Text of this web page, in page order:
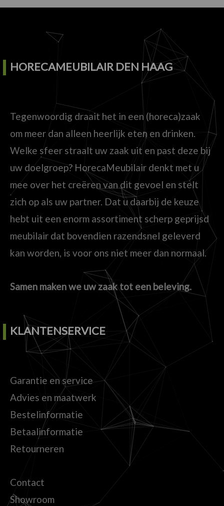
HORECAMEUBILAIR DEN HAAG
Tegenwoordig draait het in een (horeca)zaak
om meer dan alleen heerlijk eten en drinken.
Welke sfeer straalt uw zaak uit en past deze bij
uw doelgroep? HorecaMeubilair denkt met u
mee over het creëren van dit gevoel en stelt
zich op als uw partner. Dat u daarbij de keuze
hebt uit een enorm assortiment scherp geprijsd
meubilair dat bovendien razendsnel geleverd
kan worden, is voor ons niet meer dan normaal.
Samen maken we uw zaak tot een beleving.
KLANTENSERVICE
Garantie en service
Advies en maatwerk
Bestelinformatie
Betaalinformatie
Retourneren
Contact
Showroom